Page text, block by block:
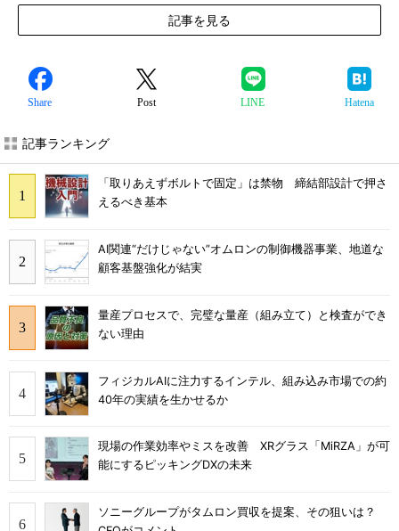
記事を見る
Share Post LINE Hatena
記事ランキング
「取りあえずボルトで固定」は禁物 締結部設計で押さ
えるべき基本
AI関連“だけじゃない”オムロンの制御機器事業、地道な
顧客基盤強化が結実
量産プロセスで、完璧な量産（組み立て）と検査ができ
ない理由
フィジカルAIに注力するインテル、組み込み市場での約
40年の実績を生かせるか
現場の作業効率やミスを改善 XRグラス「MiRZA」が可
能にするピッキングDXの未来
ソニーグループがタムロン買収を提案、その狙いは？